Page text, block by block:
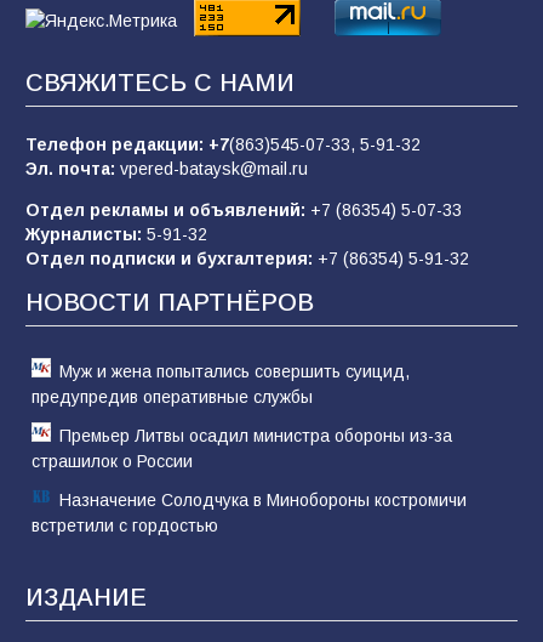
заявления о мобилизации — это
85 01.08.2026
«Слухами Москву не возьмёшь»: почему
заявления Киева о мобилизации — это
отчаяние, а не разведка
81 02.08.2026
СВЯЖИТЕСЬ С НАМИ
Телефон редакции: +7(863)545-07-33, 5-91-32
Эл. почта: vpered-bataysk@mail.ru
Отдел рекламы и объявлений: +7 (86354) 5-07-33
Журналисты: 5-91-32
Отдел подписки и бухгалтерия: +7 (86354) 5-91-32
НОВОСТИ ПАРТНЁРОВ
Муж и жена попытались совершить суицид,
предупредив оперативные службы
Премьер Литвы осадил министра обороны из-за
страшилок о России
Назначение Солодчука в Минобороны костромичи
встретили с гордостью
ИЗДАНИЕ